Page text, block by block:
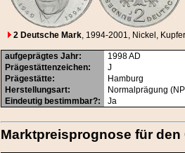
2 Deutsche Mark, 1994-2001, Nickel,
aufgeprägtes Jahr: 1998AD
Prägestättenzeichen:
J
Prägestätte:
Hamburg
Herstellungsart:
Normalprägung
Eindeutig bestimmbar?: Ja
Marktpreisprognose für den